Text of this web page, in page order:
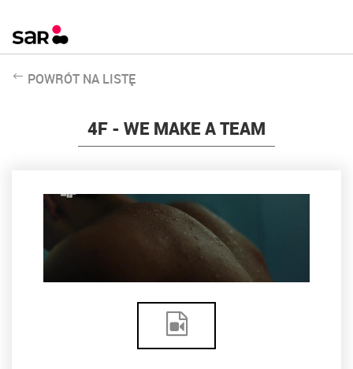
POWRÓT NA LISTĘ
4F - WE MAKE A TEAM